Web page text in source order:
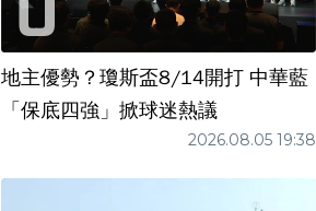
地主優勢？瓊斯盃8/14開打 中華藍
「保底四強」掀球迷熱議
2026.08.05 19:38